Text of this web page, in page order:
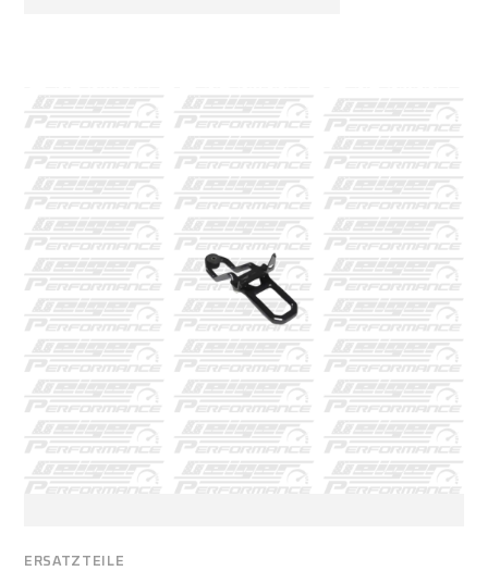
ERSATZTEILE